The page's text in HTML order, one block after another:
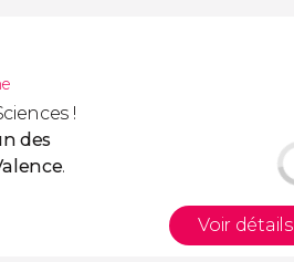
!
des
.
Voir détails